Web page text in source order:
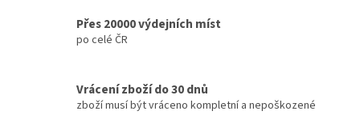
Přes 20000 výdejních míst
po celé ČR
Vrácení zboží do 30 dnů
zboží musí být vráceno kompletní a nepoškozené